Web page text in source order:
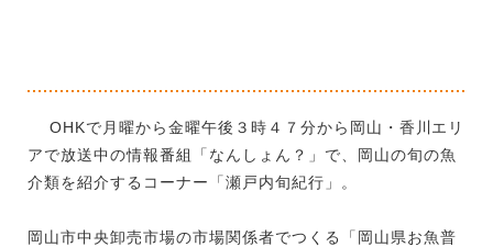
OHKで月曜から金曜午後３時４７分から岡山・香川エリ
アで放送中の情報番組「なんしょん？」で、岡山の旬の魚
介類を紹介するコーナー「瀬戸内旬紀行」。
岡山市中央卸売市場の市場関係者でつくる「岡山県お魚普